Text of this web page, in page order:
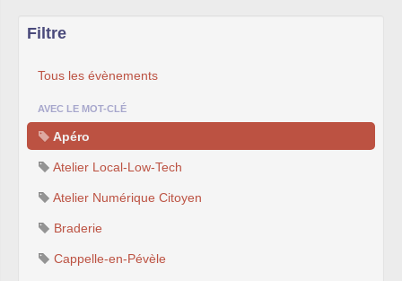
Filtre
Tous les évènements
AVEC LE MOT-CLÉ
Apéro
Atelier Local-Low-Tech
Atelier Numérique Citoyen
Braderie
Cappelle-en-Pévèle